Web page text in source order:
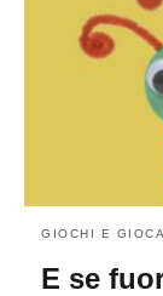
GIOCHI E
E se